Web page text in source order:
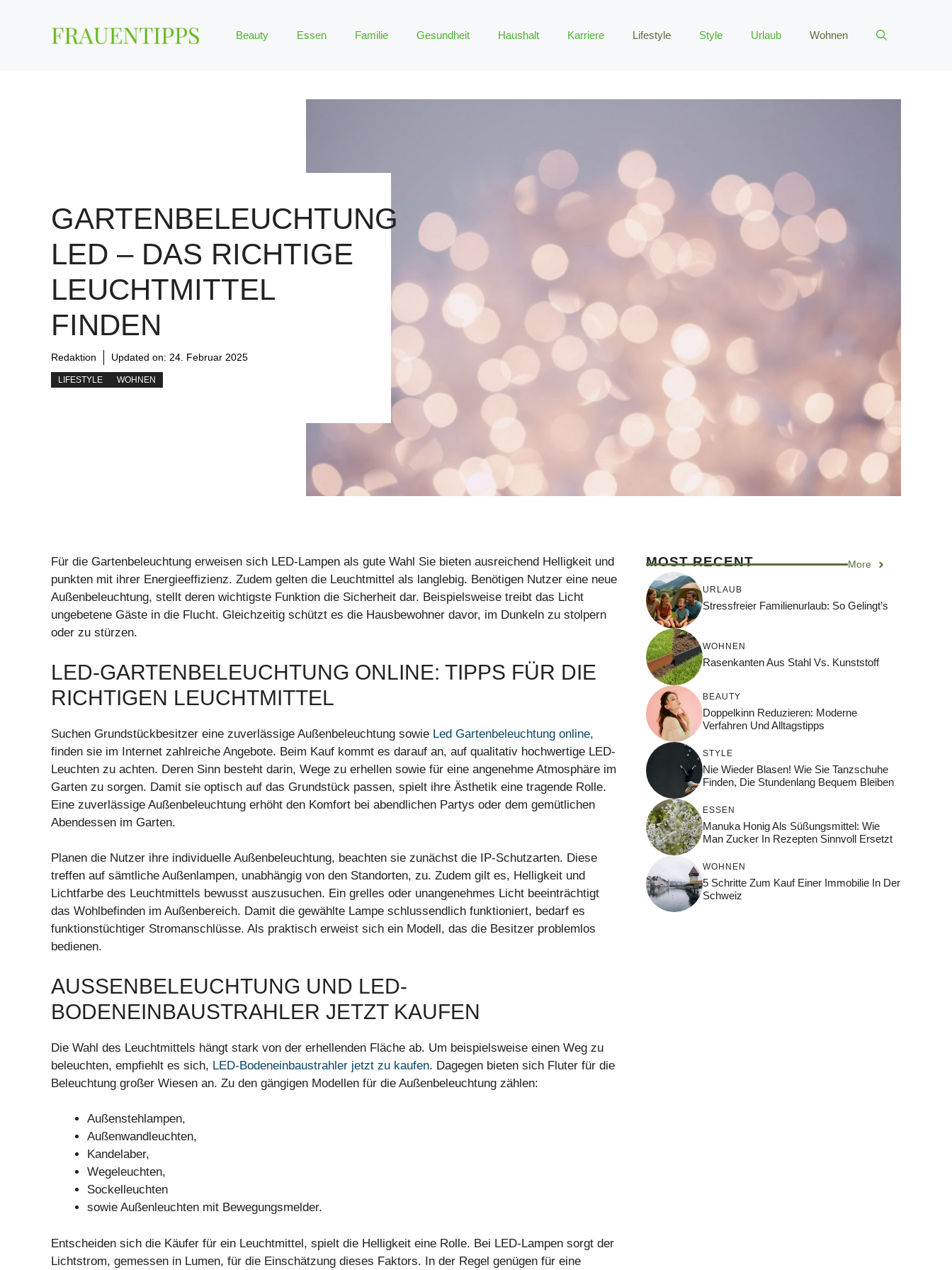
Beauty Essen Familie Gesundheit Haushalt Karriere Lifestyle Style Urlaub Wohnen
GARTENBELEUCHTUNG
LED – DAS RICHTIGE
LEUCHTMITTEL
FINDEN
Redaktion Updated on: 24. Februar 2025
LIFESTYLE WOHNEN
Für die Gartenbeleuchtung erweisen sich LED-Lampen als gute Wahl Sie bieten ausreichend Helligkeit und
punkten mit ihrer Energieeffizienz. Zudem gelten die Leuchtmittel als langlebig. Benötigen Nutzer eine neue
Außenbeleuchtung, stellt deren wichtigste Funktion die Sicherheit dar. Beispielsweise treibt das Licht
ungebetene Gäste in die Flucht. Gleichzeitig schützt es die Hausbewohner davor, im Dunkeln zu stolpern
oder zu stürzen.
LED-GARTENBELEUCHTUNG ONLINE: TIPPS FÜR DIE
RICHTIGEN LEUCHTMITTEL
Suchen Grundstückbesitzer eine zuverlässige Außenbeleuchtung sowie Led Gartenbeleuchtung online,
finden sie im Internet zahlreiche Angebote. Beim Kauf kommt es darauf an, auf qualitativ hochwertige LED-
Leuchten zu achten. Deren Sinn besteht darin, Wege zu erhellen sowie für eine angenehme Atmosphäre im
Garten zu sorgen. Damit sie optisch auf das Grundstück passen, spielt ihre Ästhetik eine tragende Rolle.
Eine zuverlässige Außenbeleuchtung erhöht den Komfort bei abendlichen Partys oder dem gemütlichen
Abendessen im Garten.
Planen die Nutzer ihre individuelle Außenbeleuchtung, beachten sie zunächst die IP-Schutzarten. Diese
treffen auf sämtliche Außenlampen, unabhängig von den Standorten, zu. Zudem gilt es, Helligkeit und
Lichtfarbe des Leuchtmittels bewusst auszusuchen. Ein grelles oder unangenehmes Licht beeinträchtigt
das Wohlbefinden im Außenbereich. Damit die gewählte Lampe schlussendlich funktioniert, bedarf es
funktionstüchtiger Stromanschlüsse. Als praktisch erweist sich ein Modell, das die Besitzer problemlos
bedienen.
AUSSENBELEUCHTUNG UND LED-B
ODENEINBAUSTRAHLER JETZT KAUFEN
Die Wahl des Leuchtmittels hängt stark von der erhellenden Fläche ab. Um beispielsweise einen Weg zu
beleuchten, empfiehlt es sich, LED-Bodeneinbaustrahler jetzt zu kaufen. Dagegen bieten sich Fluter für die
Beleuchtung großer Wiesen an. Zu den gängigen Modellen für die Außenbeleuchtung zählen:
Außenstehlampen,
Außenwandleuchten,
Kandelaber,
Wegeleuchten,
Sockelleuchten
sowie Außenleuchten mit Bewegungsmelder.
Entscheiden sich die Käufer für ein Leuchtmittel, spielt die Helligkeit eine Rolle. Bei LED-Lampen sorgt der
Lichtstrom, gemessen in Lumen, für die Einschätzung dieses Faktors. In der Regel genügen für eine
MOST RECENT More
URLAUB
Stressfreier Familienurlaub: So Gelingt’s
WOHNEN
Rasenkanten Aus Stahl Vs. Kunststoff
BEAUTY
Doppelkinn Reduzieren: Moderne
Verfahren Und Alltagstipps
STYLE
Nie Wieder Blasen! Wie Sie Tanzschuhe
Finden, Die Stundenlang Bequem Bleiben
ESSEN
Manuka Honig Als Süßungsmittel: Wie
Man Zucker In Rezepten Sinnvoll Ersetzt
WOHNEN
5 Schritte Zum Kauf Einer Immobilie In Der
Schweiz